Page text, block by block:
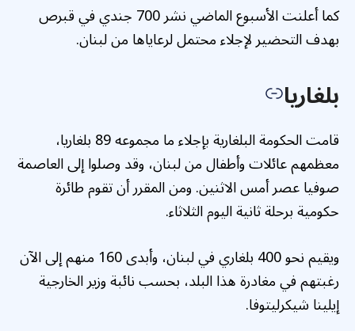
كما أعلنت الأسبوع الماضي نشر 700 جندي في قبرص
بهدف التحضير لإجلاء محتمل لرعاياها من لبنان.
بلغاريا
قامت الحكومة البلغارية بإجلاء ما مجموعه 89 بلغاريا،
معظمهم عائلات وأطفال من لبنان، وقد وصلوا إلى العاصمة
صوفيا عصر أمس الاثنين. ومن المقرر أن تقوم طائرة
حكومية برحلة ثانية اليوم الثلاثاء.
ويقيم نحو 400 بلغاري في لبنان، وأبدى 160 منهم إلى الآن
رغبتهم في مغادرة هذا البلد، بحسب نائبة وزير الخارجية
إيلينا شيكرليتوفا.